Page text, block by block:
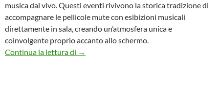
musica dal vivo. Questi eventi rivivono la storica tradizione di
accompagnare le pellicole mute con esibizioni musicali
direttamente in sala, creando un’atmosfera unica e
coinvolgente proprio accanto allo schermo.
Continua la lettura di Carnevale al Palazzetto Bru Zane:
→